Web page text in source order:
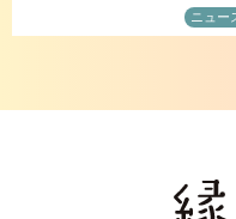
ニュー